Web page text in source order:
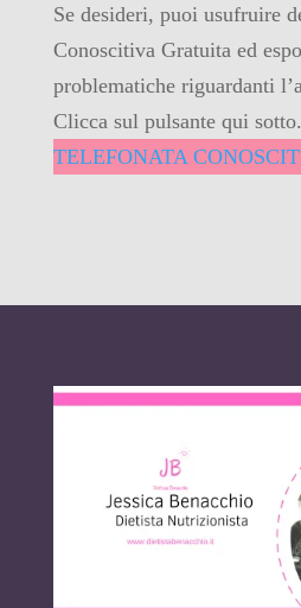
Se desideri, puoi usufruire
Conoscitiva Gratuita ed
problematiche riguardanti
Clicca sul pulsante qui sotto.
TELEFONATA